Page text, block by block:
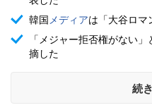
韓国メディアは「大谷ロマ
「メジャー拒否権がない
摘した
続